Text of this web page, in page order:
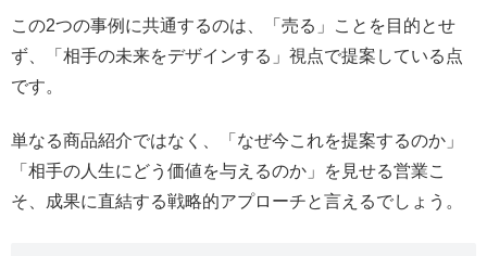
この2つの事例に共通するのは、「売る」ことを目的とせ
ず、「相手の未来をデザインする」視点で提案している点
です。
単なる商品紹介ではなく、「なぜ今これを提案するのか」
「相手の人生にどう価値を与えるのか」を見せる営業こ
そ、成果に直結する戦略的アプローチと言えるでしょう。